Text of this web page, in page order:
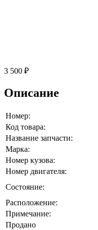
3 500 ₽
Описание
Номер:
Код товара:
Название запчасти:
Марка:
Номер кузова:
Номер двигателя:
Состояние:
Расположение:
Примечание:
Продано